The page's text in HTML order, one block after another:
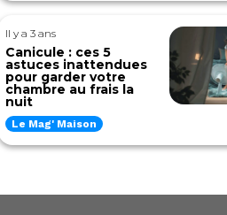
Il y a 3 ans
Canicule : ces 5
astuces inattendues
pour garder votre
chambre au frais la
nuit
Le Mag' Maison